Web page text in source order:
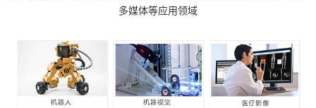
多媒体等应用领域